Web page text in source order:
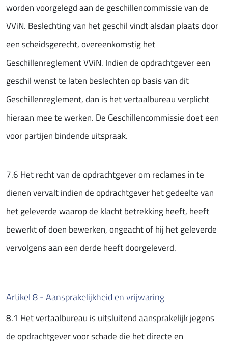
worden voorgelegd aan de geschillencommissie van de
VViN. Beslechting van het geschil vindt alsdan plaats door
een scheidsgerecht, overeenkomstig het
Geschillenreglement VViN. Indien de opdrachtgever een
geschil wenst te laten beslechten op basis van dit
Geschillenreglement, dan is het vertaalbureau verplicht
hieraan mee te werken. De Geschillencommissie doet een
voor partijen bindende uitspraak.
7.6 Het recht van de opdrachtgever om reclames in te
dienen vervalt indien de opdrachtgever het gedeelte van
het geleverde waarop de klacht betrekking heeft, heeft
bewerkt of doen bewerken, ongeacht of hij het geleverde
vervolgens aan een derde heeft doorgeleverd.
Artikel 8 - Aansprakelijkheid en vrijwaring
8.1 Het vertaalbureau is uitsluitend aansprakelijk jegens
de opdrachtgever voor schade die het directe en